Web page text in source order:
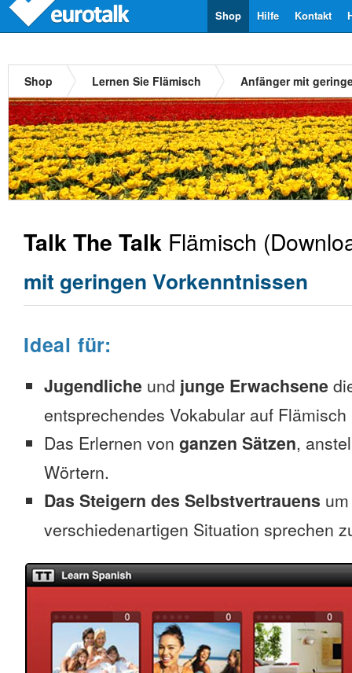
Kontakt
Hilfe
Shop
Shop Lernen Sie Flämisch Anfänger mit
Talk The Talk Flämisch
mit geringen Vorkenntnissen
Ideal für:
Jugendliche und junge Erwachsene
entsprechendes Vokabular auf
Das Erlernen von ganzen Sätzen,
Wörtern.
Das Steigern des Selbstvertrauens
verschiedenartigen Situation sprechen